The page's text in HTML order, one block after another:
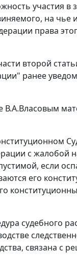
участия в
на чье
права
второй
ранее
с жалобой
если
его
судебного
связана с